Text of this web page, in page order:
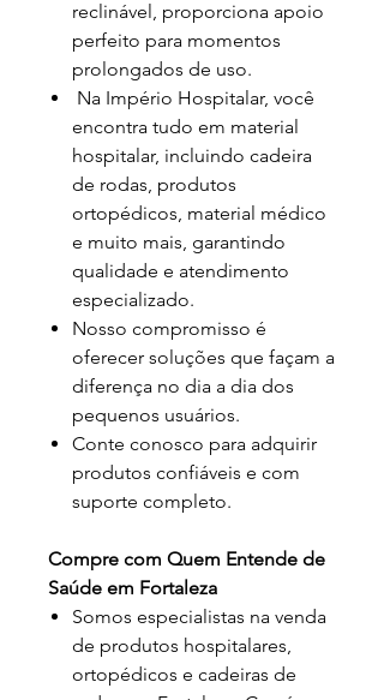
reclinável, proporciona apoio
perfeito para momentos
prolongados de uso.
Na Império Hospitalar, você
encontra tudo em material
hospitalar, incluindo cadeira
de rodas, produtos
ortopédicos, material médico
e muito mais, garantindo
qualidade e atendimento
especializado.
Nosso compromisso é
oferecer soluções que façam a
diferença no dia a dia dos
pequenos usuários.
Conte conosco para adquirir
produtos confiáveis e com
suporte completo.
Compre com Quem Entende de
Saúde em Fortaleza
Somos especialistas na venda
de produtos hospitalares,
ortopédicos e cadeiras de